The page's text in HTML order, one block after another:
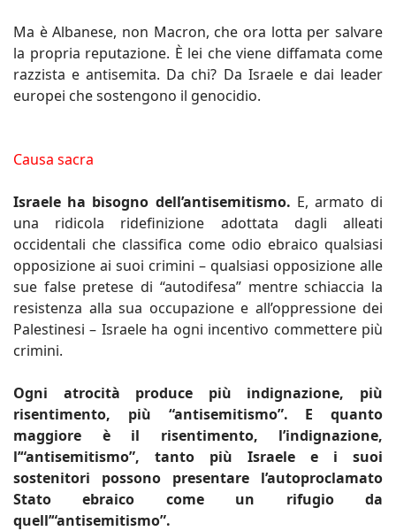
Ma è Albanese, non Macron, che ora lotta per salvare
la propria reputazione. È lei che viene diffamata come
razzista e antisemita. Da chi? Da Israele e dai leader
europei che sostengono il genocidio.
Causa sacra
Israele ha bisogno dell’antisemitismo. E, armato di
una ridicola ridefinizione adottata dagli alleati
occidentali che classifica come odio ebraico qualsiasi
opposizione ai suoi crimini – qualsiasi opposizione alle
sue false pretese di “autodifesa” mentre schiaccia la
resistenza alla sua occupazione e all’oppressione dei
Palestinesi – Israele ha ogni incentivo commettere più
crimini.
Ogni atrocità produce più indignazione, più
risentimento, più “antisemitismo”. E quanto
maggiore è il risentimento, l’indignazione,
l’“antisemitismo”, tanto più Israele e i suoi
sostenitori possono presentare l’autoproclamato
Stato ebraico come un rifugio da
quell’“antisemitismo”.